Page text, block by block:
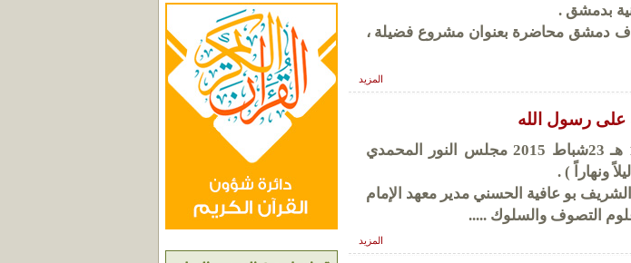
بدمشق .
دمشق محاضرة بعنوان مشروع فضيلة ،
المزيد
على رسول الله
افتتح مساء أمس الاثنين 4 جمادى الأولى 1436 هـ 23شباط 2015 مجلس النور المحمدي
ونهاراً ) .
بو عافية الحسني مدير معهد الإمام
التصوف والسلوك .....
المزيد